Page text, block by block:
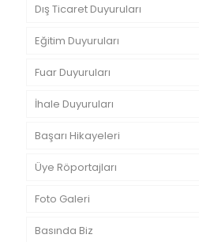
Dış Ticaret Duyuruları
Eğitim Duyuruları
Fuar Duyuruları
İhale Duyuruları
Başarı Hikayeleri
Üye Röportajları
Foto Galeri
Basında Biz